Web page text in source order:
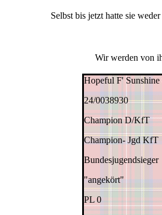
Selbst bis jetzt hatte sie
Wir werden von
Hopeful F'
24/0038930
Champion D/KfT
Champion- Jgd KfT
Bundesjugendsieger
"angekört"
PL 0